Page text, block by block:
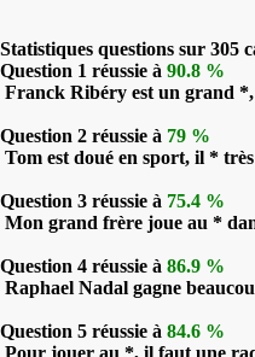
Statistiques questions sur 305
Question 1 réussie à 90.8 %
Franck Ribéry est un grand
Question 2 réussie à 79 %
Tom est doué en sport, il *
Question 3 réussie à 75.4 %
Mon grand frère joue au *
Question 4 réussie à 86.9 %
Raphael Nadal gagne
Question 5 réussie à 84.6 %
Pour jouer au *, il faut une